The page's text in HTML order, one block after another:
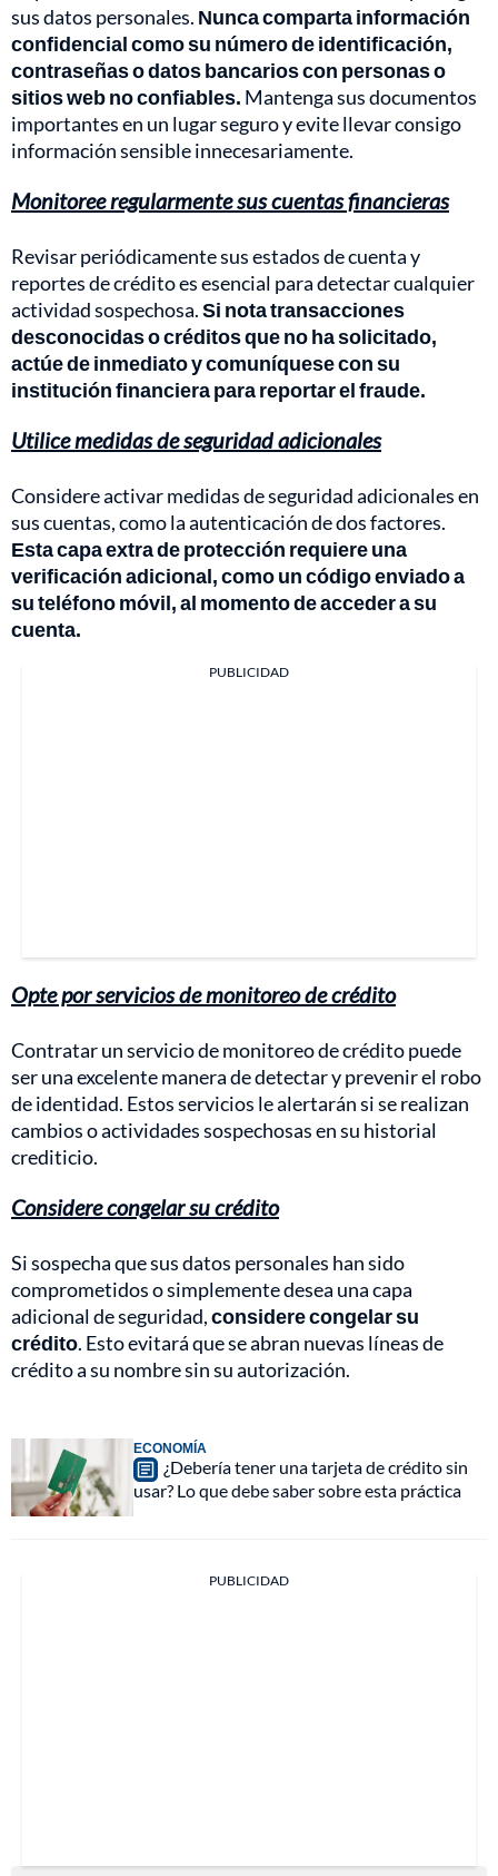
sus datos personales. Nunca comparta información
confidencial como su número de identificación,
contraseñas o datos bancarios con personas o
sitios web no confiables. Mantenga sus documentos
importantes en un lugar seguro y evite llevar consigo
información sensible innecesariamente.
Monitoree regularmente sus cuentas financieras
Revisar periódicamente sus estados de cuenta y
reportes de crédito es esencial para detectar cualquier
actividad sospechosa.Si nota transacciones
desconocidas o créditos que no ha solicitado,
actúe de inmediato y comuníquese con su
institución financiera para reportar el fraude.
Utilice medidas de seguridad adicionales
Considere activar medidas de seguridad adicionales en
sus cuentas, como la autenticación de dos factores.
Esta capa extra de protección requiere una
verificación adicional, como un código enviado a
su teléfono móvil, al momento de acceder a su
cuenta.
PUBLICIDAD
Opte por servicios de monitoreo de crédito
Contratar un servicio de monitoreo de crédito puede
ser una excelente manera de detectar y prevenir el robo
de identidad. Estos servicios le alertarán si se realizan
cambios o actividades sospechosas en su historial
crediticio.
Considere congelar su crédito
Si sospecha que sus datos personales han sido
comprometidos o simplemente desea una capa
adicional de seguridad,considere congelar su
crédito. Esto evitará que se abran nuevas líneas de
crédito a su nombre sin su autorización.
ECONOMÍA
¿Debería tener una tarjeta de crédito sin
usar? Lo que debe saber sobre esta práctica
PUBLICIDAD